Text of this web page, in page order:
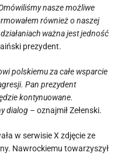
nasze możliwe
również o naszej
ważna jest jedność
prezydent.
polskiemu za całe wsparcie
Pan prezydent
kontynuowane.
dialog – oznajmił Zełenski.
w serwisie X zdjęcie ze
Nawrockiemu towarzyszył